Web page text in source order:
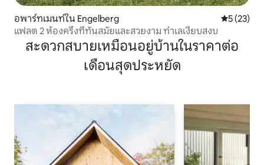
อพาร์ทเมนท์ใน Engelberg คะแนนเฉลี่
5 (23)
แฟลต 2 ห้องครึ่งที่ทันสมัยและสวยงาม ทำเลเงียบสงบ
สะดวกสบายเหมือนอยู่บ้านในราคาต่อ
เดือนสุดประหยัด